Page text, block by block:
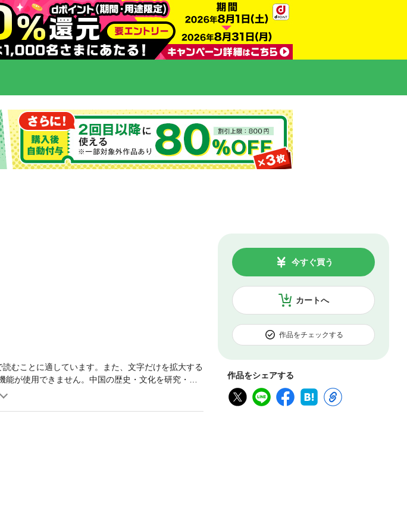
カートへ
今すぐ買う
作品をチェックする
作品をシェアする
むことに適しています。また、文字だけを拡大する
が使用できません。中国の歴史・文化を研究・理
うまでもない。遠く奈良・平安時代の昔から我々
行したものである。本書は、中国研究者のみなら